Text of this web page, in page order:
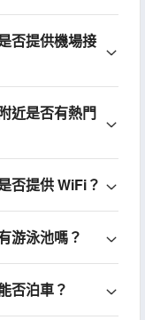
否提供機場接
近是否有熱門
否提供 WiFi？
游泳池嗎？
否泊車？